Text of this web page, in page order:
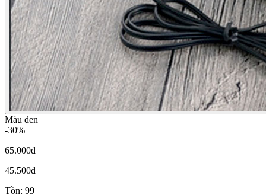
45.500đ
Phân loại & giá(2)